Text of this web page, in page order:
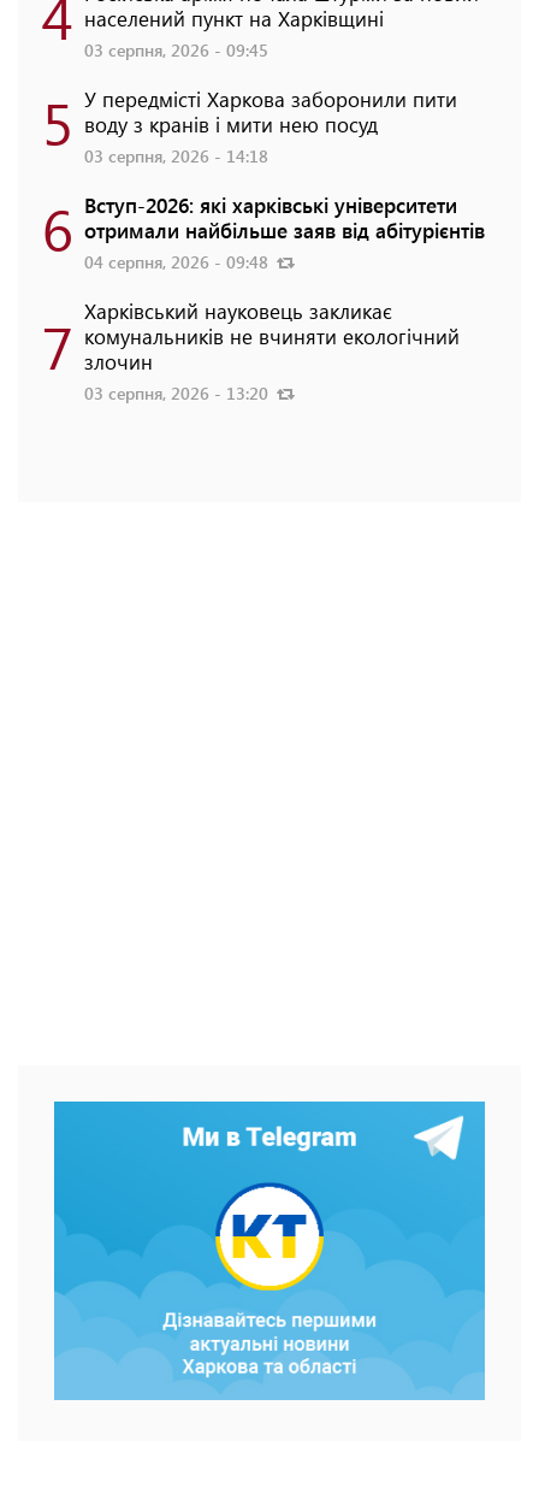
населений пункт на Харківщині
03 серпня, 2026 - 09:45
5 У передмісті Харкова заборонили пити
воду з кранів і мити нею посуд
03 серпня, 2026 - 14:18
6 Вступ-2026: які харківські університети
отримали найбільше заяв від абітурієнтів
04 серпня, 2026 - 09:48
7 Харківський науковець закликає
комунальників не вчиняти екологічний
злочин
03 серпня, 2026 - 13:20